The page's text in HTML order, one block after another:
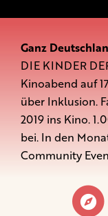
Ganz
DIE KINDER
Kinoabend auf
über Inklusion.
2019 ins Kino.
bei. In den
Community